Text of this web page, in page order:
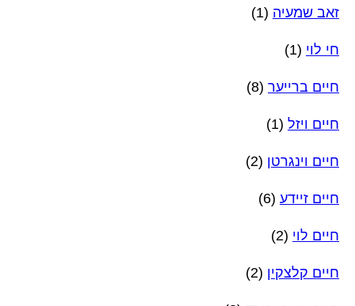
זאב שמעיה (1)
חי לוי (1)
חיים ברייער (8)
חיים ויזל (1)
חיים וינגרטן (2)
חיים זיידע (6)
חיים לוי (2)
חיים קלצקין (2)